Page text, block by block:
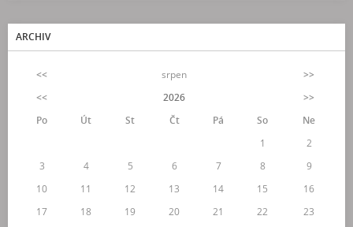
ARCHIV
<< srpen
>>
<<
2026
>>
Po
Út St Čt Pá So
Ne
1
2
3
4 5 6 7 8
9
10
11 12 13 14 15
16
17
18 19 20 21 22
23